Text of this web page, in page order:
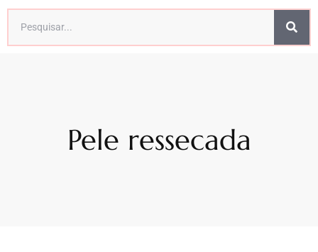
Pele ressecada